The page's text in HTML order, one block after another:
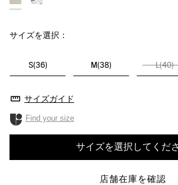
サイズを選択：
S(36) M(38) L(40)
サイズガイド
Find your size
サイズを選択してくだ
店舗在庫を確認